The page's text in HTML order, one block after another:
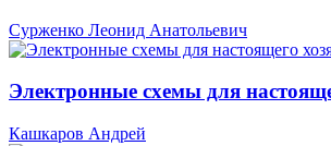
Сурженко Леонид Анатольевич
Электронные схемы для
Кашкаров Андрей